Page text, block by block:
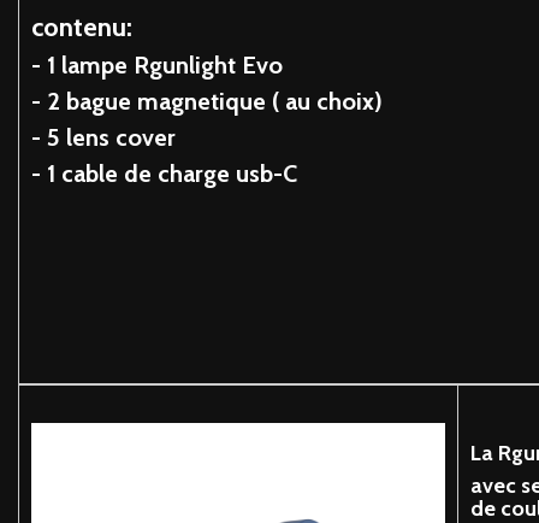
contenu:
- 1 lampe Rgunlight Evo
- 2 bague magnetique ( au choix)
- 5 lens cover
- 1 cable de charge usb-C
La
avec
de